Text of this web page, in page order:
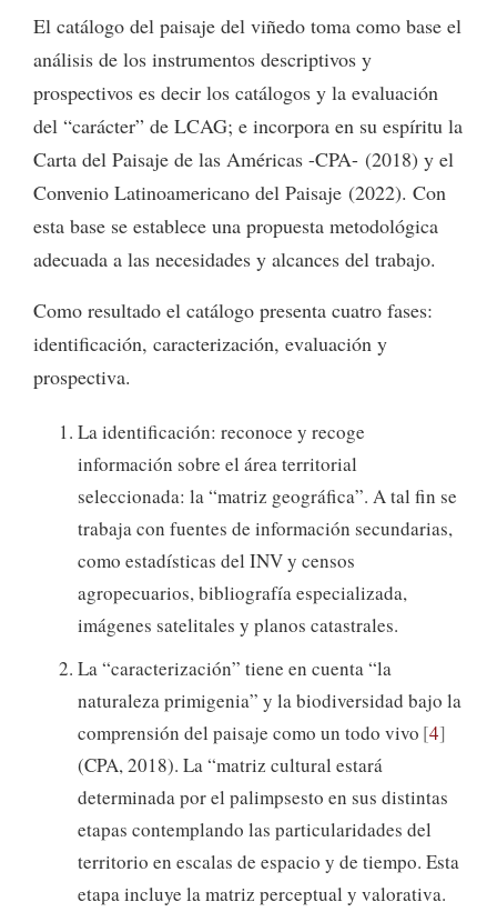
El catálogo del paisaje del viñedo toma como base el
análisis de los instrumentos descriptivos y
prospectivos es decir los catálogos y la evaluación
del “carácter” de LCAG; e incorpora en su espíritu la
Carta del Paisaje de las Américas -CPA- (2018) y el
Convenio Latinoamericano del Paisaje (2022). Con
esta base se establece una propuesta metodológica
adecuada a las necesidades y alcances del trabajo.
Como resultado el catálogo presenta cuatro fases:
identificación, caracterización, evaluación y
prospectiva.
La identificación: reconoce y recoge
información sobre el área territorial
seleccionada: la “matriz geográfica”. A tal fin se
trabaja con fuentes de información secundarias,
como estadísticas del INV y censos
agropecuarios, bibliografía especializada,
imágenes satelitales y planos catastrales.
La “caracterización” tiene en cuenta “la
naturaleza primigenia” y la biodiversidad bajo la
comprensión del paisaje como un todo vivo 4
(CPA, 2018). La “matriz cultural estará
determinada por el palimpsesto en sus distintas
etapas contemplando las particularidades del
territorio en escalas de espacio y de tiempo. Esta
etapa incluye la matriz perceptual y valorativa.